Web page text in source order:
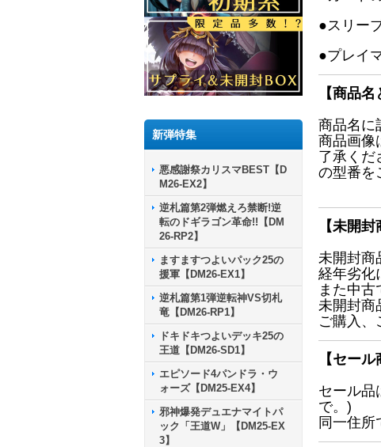
新弾特集
悪感謝祭カリスマBEST【D
M26-EX2】
逆札篇第2弾燃えろ禁断!逆
転のドギラゴン革命!!【DM
26-RP2】
ますますつよいパック25の
援軍【DM26-EX1】
逆札篇第1弾逆転神VS切札
竜【DM26-RP1】
ドキドキつよいデッキ25の
王道【DM26-SD1】
エピソード4パンドラ・ウ
ォーズ【DM25-EX4】
邪神爆発デュエナマイトパ
ック「王道W」【DM25-EX
3】
●スリー
●プレイ
【商品
商品名に
商品画像
了承くだ
の型番を
【未開
未開封商
経年劣化
また中古
未開封商
ご購入、
【セー
セール品
で。)
同一住所